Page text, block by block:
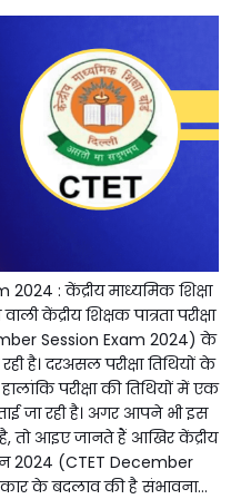
: केंद्रीय माध्यमिक शिक्षा
केंद्रीय शिक्षक पात्रता परीक्षा
Session Exam 2024) के
है। दरअसल परीक्षा तिथियों के
परीक्षा की तिथियों में एक
जा रही है। अगर आपने भी इस
तो आइए जानते हैं आखिर केंद्रीय
2024 (CTET December
के बदलाव की है संभावना...